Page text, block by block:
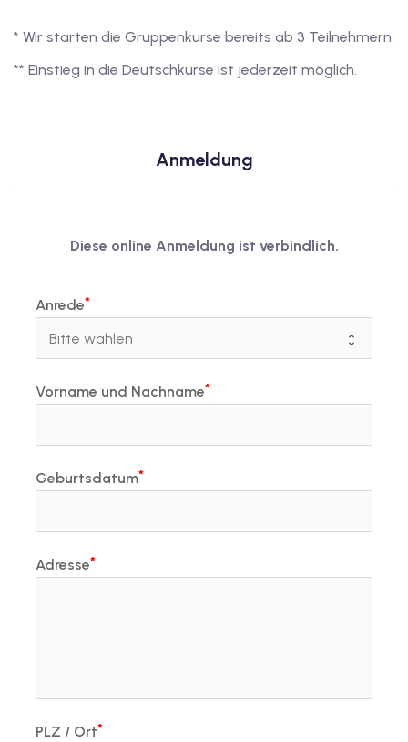
* Wir starten die Gruppenkurse bereits ab 3 Teilnehmern.
** Einstieg in die Deutschkurse ist jederzeit möglich.
Anmeldung
Diese online Anmeldung ist verbindlich.
Anrede
Vorname und Nachname
Geburtsdatum
Adresse
PLZ / Ort